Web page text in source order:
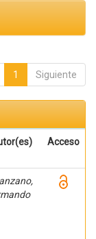
1 Siguiente
Acceso